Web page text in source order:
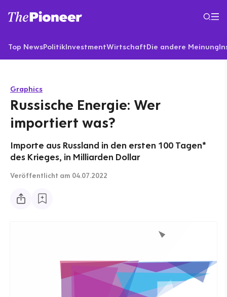
Top NewsPolitikInvestmentWirtschaftDie andere Meinung
Graphics
Russische Energie: Wer
importiert was?
Importe aus Russland in den ersten 100 Tagen*
des Krieges, in Milliarden Dollar
Veröffentlicht am 04.07.2022